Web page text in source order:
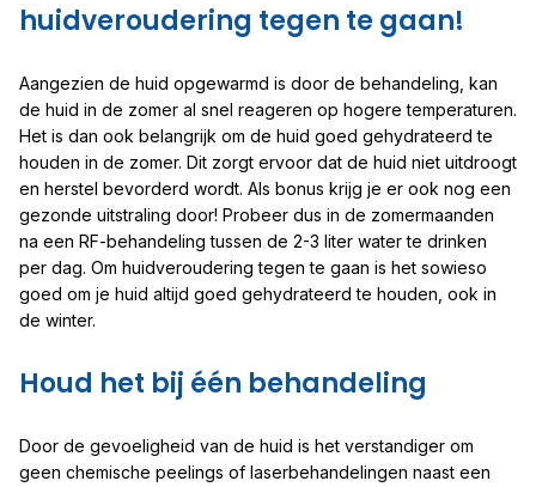
huidveroudering tegen te gaan!
Aangezien de huid opgewarmd is door de behandeling, kan
de huid in de zomer al snel reageren op hogere temperaturen.
Het is dan ook belangrijk om de huid goed gehydrateerd te
houden in de zomer. Dit zorgt ervoor dat de huid niet uitdroogt
en herstel bevorderd wordt. Als bonus krijg je er ook nog een
gezonde uitstraling door! Probeer dus in de zomermaanden
na een RF-behandeling tussen de 2-3 liter water te drinken
per dag. Om huidveroudering tegen te gaan is het sowieso
goed om je huid altijd goed gehydrateerd te houden, ook in
de winter.
Houd het bij één behandeling
Door de gevoeligheid van de huid is het verstandiger om
geen chemische peelings of laserbehandelingen naast een